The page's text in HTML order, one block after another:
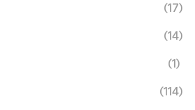
(17)
(14)
(1)
(114)